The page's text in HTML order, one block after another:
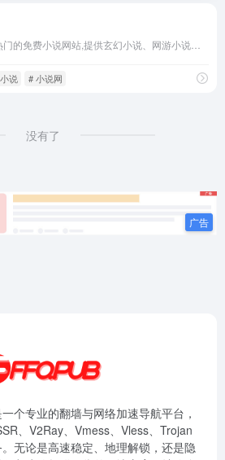
说 # 小说网
没有了
个专业的翻墙与网络加速导航平台，
、V2Ray、Vmess、Vless、Trojan
无论是高速稳定、地理解锁，还是隐